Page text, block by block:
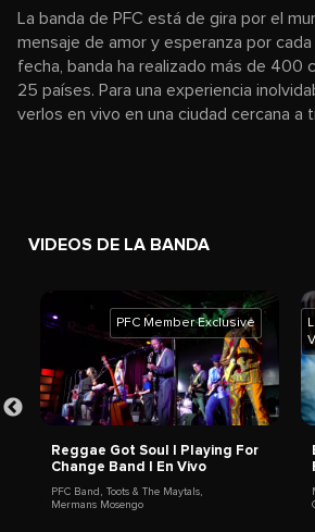
La banda de PFC está de gira por el
mensaje de amor y esperanza por cada
fecha, banda ha realizado más de 400
25 países. Para una experiencia
verlos en vivo en una ciudad cercana a
VIDEOS DE LA BANDA
PFC Member Exclusive
Reggae Got Soul | Playing For
Change Band | En Vivo
PFC Band Toots & The Maytals,
Mermans Mosengo